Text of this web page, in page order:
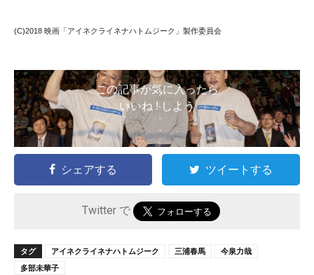
(C)2018 映画「アイネクライネナハトムジーク」製作委員会
この記事が気に入ったら
いいね ! しよう
シェアする ツイートする
Twitter で
タグ アイネクライネナハトムジーク 三浦春馬
今泉力哉
多部未華子